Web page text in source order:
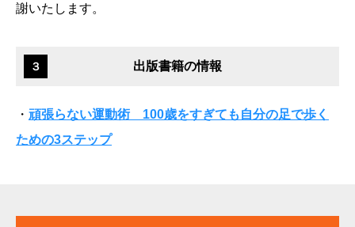
謝いたします。
３ 出版書籍の情報
・ 頑張らない運動術 100歳をすぎても自分の足で歩く
ための3ステップ